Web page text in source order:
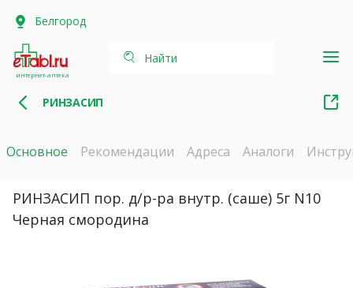
Белгород
интернет-аптека
Найти
РИНЗАСИП
Основное Рекомендации Адреса Аналоги
РИНЗАСИП пор. д/р-ра внутр. (саше) 5г N10
Черная смородина